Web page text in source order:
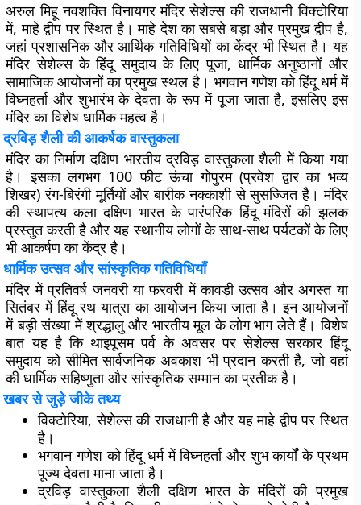
अरुल मिहू नवशक्ति विनायगर मंदिर सेशेल्स की राजधानी विक्टोरिया
में, माहे द्वीप पर स्थित है। माहे देश का सबसे बड़ा और प्रमुख द्वीप है,
जहां प्रशासनिक और आर्थिक गतिविधियों का केंद्र भी स्थित है। यह
मंदिर सेशेल्स के हिंदू समुदाय के लिए पूजा, धार्मिक अनुष्ठानों और
सामाजिक आयोजनों का प्रमुख स्थल है। भगवान गणेश को हिंदू धर्म में
विघ्नहर्ता और शुभारंभ के देवता के रूप में पूजा जाता है, इसलिए इस
मंदिर का विशेष धार्मिक महत्व है।
द्रविड़ शैली की आकर्षक वास्तुकला
मंदिर का निर्माण दक्षिण भारतीय द्रविड़ वास्तुकला शैली में किया गया
है। इसका लगभग 100 फीट ऊंचा गोपुरम (प्रवेश द्वार का भव्य
शिखर) रंग-बिरंगी मूर्तियों और बारीक नक्काशी से सुसज्जित है। मंदिर
की स्थापत्य कला दक्षिण भारत के पारंपरिक हिंदू मंदिरों की झलक
प्रस्तुत करती है और यह स्थानीय लोगों के साथ-साथ पर्यटकों के लिए
भी आकर्षण का केंद्र है।
धार्मिक उत्सव और सांस्कृतिक गतिविधियाँ
मंदिर में प्रतिवर्ष जनवरी या फरवरी में कावड़ी उत्सव और अगस्त या
सितंबर में हिंदू रथ यात्रा का आयोजन किया जाता है। इन आयोजनों
में बड़ी संख्या में श्रद्धालु और भारतीय मूल के लोग भाग लेते हैं। विशेष
बात यह है कि थाइपूसम पर्व के अवसर पर सेशेल्स सरकार हिंदू
समुदाय को सीमित सार्वजनिक अवकाश भी प्रदान करती है, जो वहां
की धार्मिक सहिष्णुता और सांस्कृतिक सम्मान का प्रतीक है।
खबर से जुड़े जीके तथ्य
विक्टोरिया, सेशेल्स की राजधानी है और यह माहे द्वीप पर स्थित
है।
भगवान गणेश को हिंदू धर्म में विघ्नहर्ता और शुभ कार्यों के प्रथम
पूज्य देवता माना जाता है।
द्रविड़ वास्तुकला शैली दक्षिण भारत के मंदिरों की प्रमुख